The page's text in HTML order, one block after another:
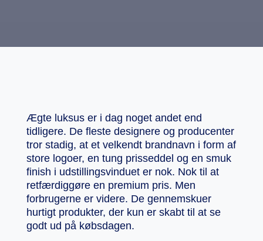
Ægte luksus er i dag noget andet end
tidligere. De fleste designere og producenter
tror stadig, at et velkendt brandnavn i form af
store logoer, en tung prisseddel og en smuk
finish i udstillingsvinduet er nok. Nok til at
retfærdiggøre en premium pris. Men
forbrugerne er videre. De gennemskuer
hurtigt produkter, der kun er skabt til at se
godt ud på købsdagen.